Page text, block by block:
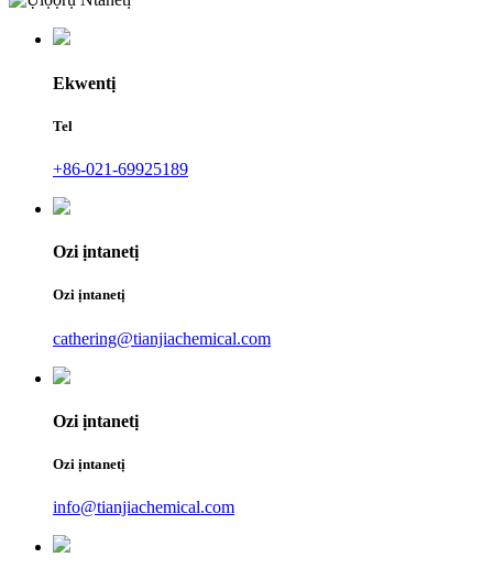
Ekwentị
Tel
+86-021-69925189
Ozi ịntanetị
Ozi ịntanetị
cathering@tianjiachemical.com
Ozi ịntanetị
Ozi ịntanetị
info@tianjiachemical.com